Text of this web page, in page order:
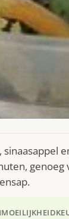
MOEILIJKHEID